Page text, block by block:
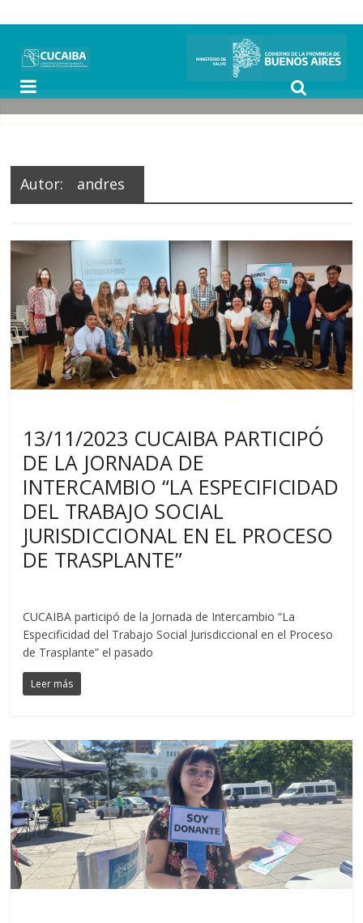
Autor: andres
13/11/2023 CUCAIBA PARTICIPÓ
DE LA JORNADA DE
INTERCAMBIO “LA ESPECIFICIDAD
DEL TRABAJO SOCIAL
JURISDICCIONAL EN EL PROCESO
DE TRASPLANTE”
CUCAIBA participó de la Jornada de Intercambio “La
Especificidad del Trabajo Social Jurisdiccional en el Proceso
de Trasplante” el pasado
Leer más